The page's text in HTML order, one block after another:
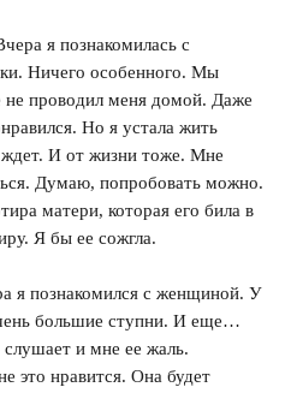
я познакомилась с
Ничего особенного. Мы
не проводил меня домой. Даже
Но я устала жить
И от жизни тоже. Мне
Думаю, попробовать можно.
матери, которая его била в
Я бы ее сожгла.
я познакомился с женщиной. У
большие ступни. И еще…
слушает и мне ее жаль.
это нравится. Она будет